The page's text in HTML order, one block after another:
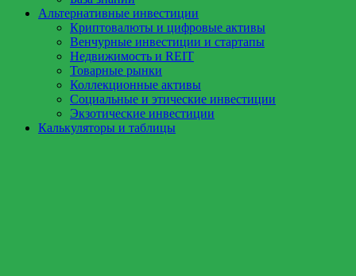
Альтернативные инвестиции
Криптовалюты и цифровые активы
Венчурные инвестиции и стартапы
Недвижимость и REIT
Товарные рынки
Коллекционные активы
Социальные и этические инвестиции
Экзотические инвестиции
Калькуляторы и таблицы